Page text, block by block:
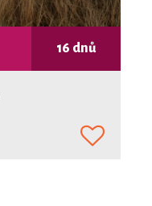
16 dnů